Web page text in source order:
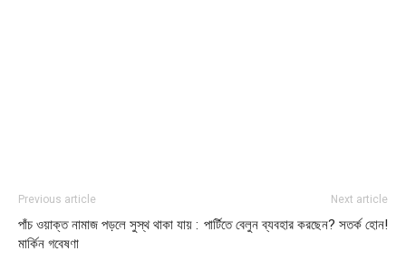
Previous article
পাঁচ ওয়াক্ত নামাজ পড়লে সুস্থ থাকা যায় :
মার্কিন গবেষণা
Next article
পার্টিতে বেলুন ব্যবহার করছেন? সতর্ক হোন!